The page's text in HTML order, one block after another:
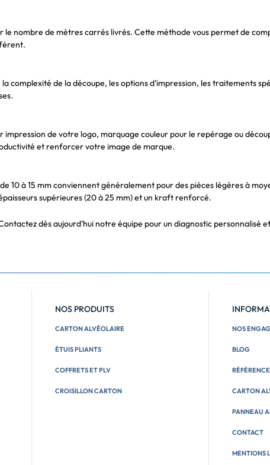
nombre de mètres carrés livrés. Cette méthode vous permet de
complexité de la découpe, les options d’impression, les traitements
de votre logo, marquage couleur pour le repérage ou
et renforcer votre image de marque.
10 à 15 mm conviennent généralement pour des pièces légères à
supérieures (20 à 25 mm) et un kraft renforcé.
dès aujourd’hui notre équipe pour un diagnostic personnalisé
NOS PRODUITS
CARTON ALVÉOLAIRE
ÉTUIS PLIANTS
COFFRETS ET PLV
CROISILLON CARTON
NOS
BLOG
CARTON
PANNEAU
CONTACT
MENTIONS